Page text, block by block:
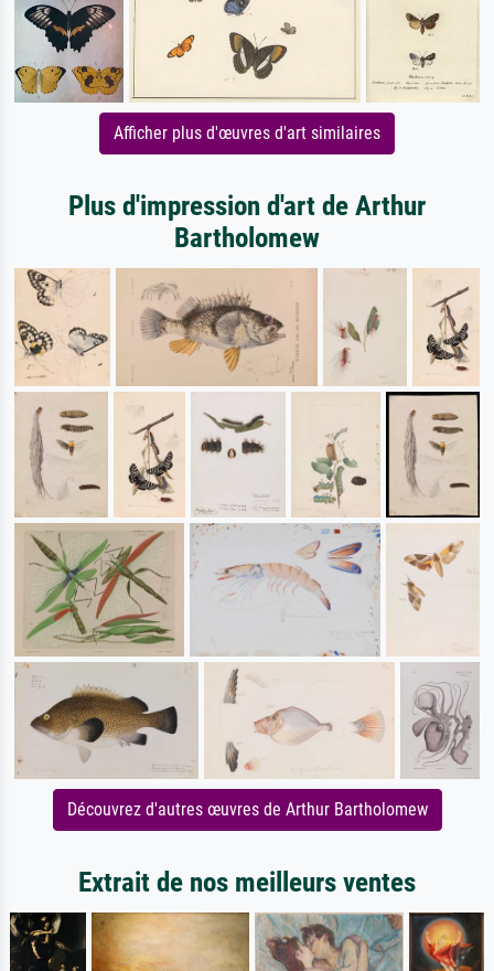
Afficher plus d'œuvres d'art similaires
Plus d'impression d'art de Arthur
Bartholomew
Découvrez d'autres œuvres de Arthur Bartholomew
Extrait de nos meilleurs ventes